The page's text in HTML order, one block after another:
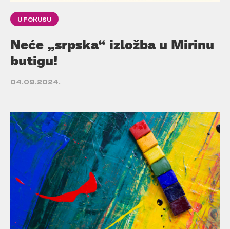
U FOKUSU
Neće „srpska“ izložba u Mirinu
butigu!
04.09.2024.